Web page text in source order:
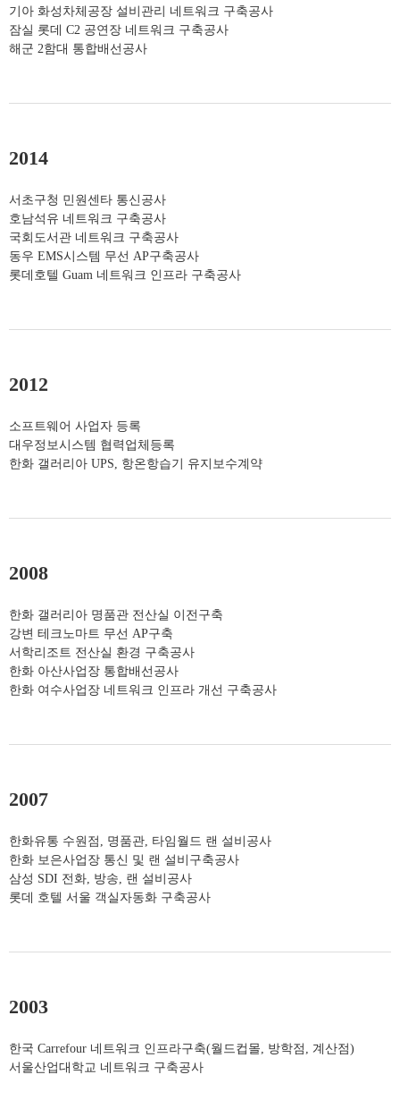
기아 화성차체공장 설비관리 네트워크 구축공사
잠실 롯데 C2 공연장 네트워크 구축공사
해군 2함대 통합배선공사
2014
서초구청 민원센타 통신공사
호남석유 네트워크 구축공사
국회도서관 네트워크 구축공사
동우 EMS시스템 무선 AP구축공사
롯데호텔 Guam 네트워크 인프라 구축공사
2012
소프트웨어 사업자 등록
대우정보시스템 협력업체등록
한화 갤러리아 UPS, 항온항습기 유지보수계약
2008
한화 갤러리아 명품관 전산실 이전구축
강변 테크노마트 무선 AP구축
서학리조트 전산실 환경 구축공사
한화 아산사업장 통합배선공사
한화 여수사업장 네트워크 인프라 개선 구축공사
2007
한화유통 수원점, 명품관, 타임월드 랜 설비공사
한화 보은사업장 통신 및 랜 설비구축공사
삼성 SDI 전화, 방송, 랜 설비공사
롯데 호텔 서울 객실자동화 구축공사
2003
한국 Carrefour 네트워크 인프라구축(월드컵몰, 방학점, 계산점)
서울산업대학교 네트워크 구축공사